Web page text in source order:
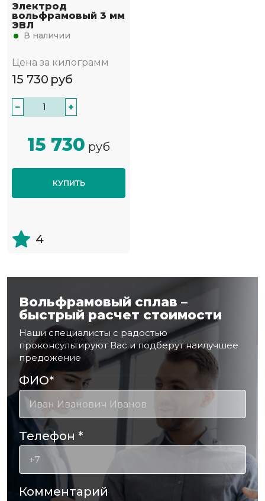
Электрод
вольфрамовый 3 мм
ЭВЛ
В наличии
Цена за килограмм
15 730 руб
− +
15 730 руб
КУПИТЬ
4
Вольфрамовый сплав –
быстрый расчет стоимости
Наши специалисты с радостью
проконсультируют Вас и подберут наилучшее
предожение
ФИО*
Телефон *
Комментарий